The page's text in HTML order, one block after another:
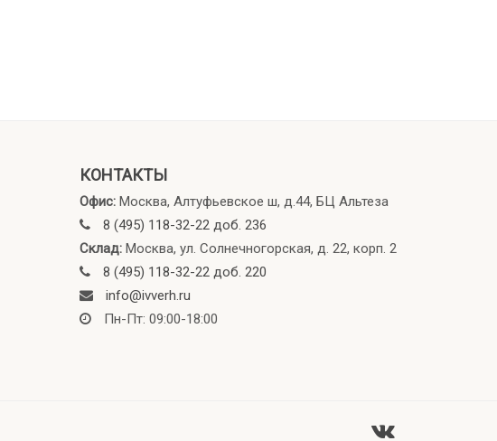
КОНТАКТЫ
Офис: Москва, Алтуфьевское ш, д.44, БЦ Альтеза
8 (495) 118-32-22 доб. 236
Склад: Москва, ул. Солнечногорская, д. 22, корп. 2
8 (495) 118-32-22 доб. 220
info@ivverh.ru
Пн-Пт: 09:00-18:00